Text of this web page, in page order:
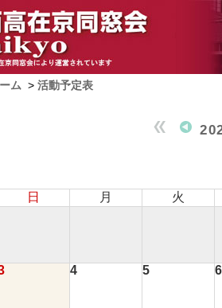
ム > 活動予定表
日 月 火
4 5 6